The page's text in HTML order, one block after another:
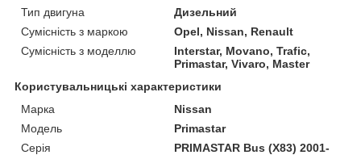
Тип двигуна
Дизельний
Сумісність з маркою
Opel, Nissan, Renault
Сумісність з моделлю
Interstar, Movano, Trafic,
Primastar, Vivaro, Master
Користувальницькі характеристики
Марка
Nissan
Модель
Primastar
Серія
PRIMASTAR Bus (X83) 2001-